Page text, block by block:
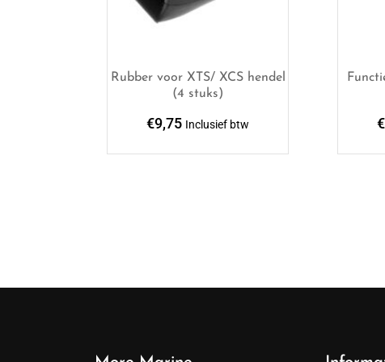
Rubber voor XTS/ XCS hendel
(4 stuks)
€9,75 Inclusief btw €